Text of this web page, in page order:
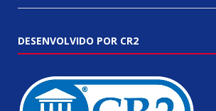
DESENVOLVIDO POR CR2